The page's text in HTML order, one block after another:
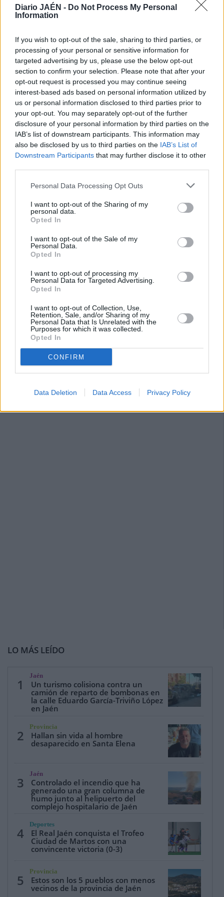
Diario JAÉN - Do Not Process My Personal
Information
If you wish to opt-out of the sale, sharing to third parties, or
processing of your personal or sensitive information for
targeted advertising by us, please use the below opt-out
section to confirm your selection. Please note that after your
opt-out request is processed you may continue seeing
interest-based ads based on personal information utilized by
us or personal information disclosed to third parties prior to
your opt-out. You may separately opt-out of the further
disclosure of your personal information by third parties on the
IAB’s list of downstream participants. This information may
also be disclosed by us to third parties on the IAB’s List of
Downstream Participants that may further disclose it to other
Personal Data Processing Opt Outs
I want to opt-out of the Sharing of my
personal data.
Opted In
I want to opt-out of the Sale of my
Personal Data.
Opted In
I want to opt-out of processing my
Personal Data for Targeted Advertising.
Opted In
I want to opt-out of Collection, Use,
Retention, Sale, and/or Sharing of my
Personal Data that Is Unrelated with the
Purposes for which it was collected.
Opted In
CONFIRM
Data Deletion Data Access Privacy Policy
los talleres y la visita guiada al Centro de Interpretación
de la Cultura Romana, mientras que, por otro lado, se llevó
leopardo fugado por el teatro romano. Las jornadas,
asimismo, destacaron por una exhibición y vuelo de aves,
en el centro de Arroyo del Ojanco.
LO MÁS LEÍDO
1
Jaén
Un turismo colisiona contra un
camión de reparto de bombonas en
la calle Eduardo García-Triviño López
en Jaén
2
Provincia
Hallan sin vida al hombre
desaparecido en Santa Elena
3
Jaén
Controlado el incendio que ha
generado una gran columna de
humo junto al helipuerto del
complejo hospitalario de Jaén
4
Deportes
El Real Jaén conquista el Trofeo
Ciudad de Martos con una
convincente victoria (0-3)
5
Provincia
Estos son los 5 pueblos con menos
vecinos de la provincia de Jaén